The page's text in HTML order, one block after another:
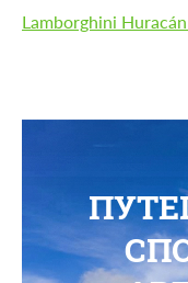
Lamborghini